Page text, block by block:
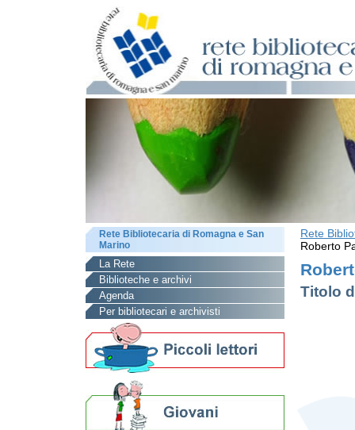
Rete
Roberto
Titolo
Rete Bibliotecaria di Romagna e San
Marino
La Rete
Biblioteche e archivi
Agenda
Per bibliotecari e archivisti